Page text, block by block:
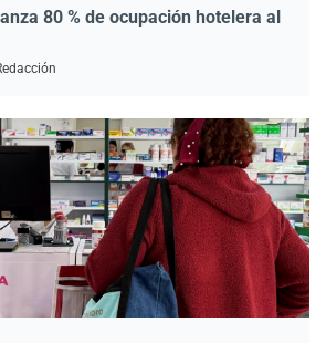
80 % de ocupación hotelera al